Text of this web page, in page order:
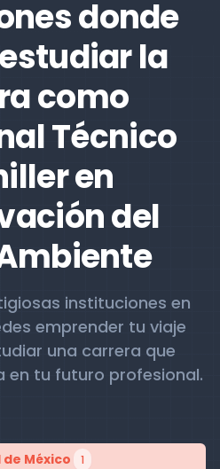
donde
la
como
Técnico
en
del
instituciones en
emprender tu viaje
una carrera que
en tu futuro profesional.
México 1